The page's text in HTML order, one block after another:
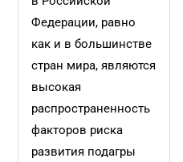
Федерации, равно
как и в большинстве
стран мира, являются
высокая
распространенность
факторов риска
развития подагры